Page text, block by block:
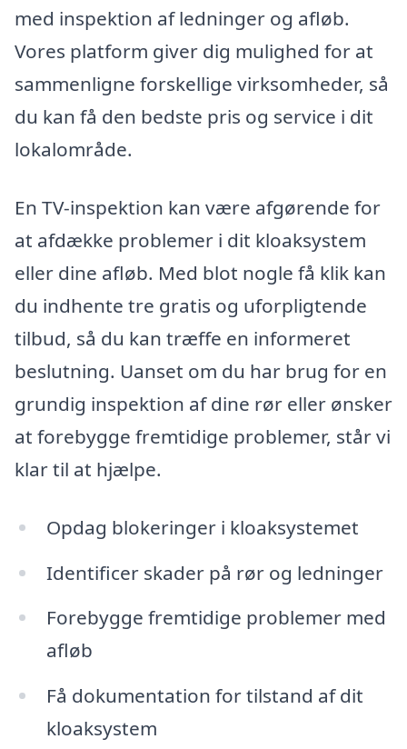
med inspektion af ledninger og afløb.
Vores platform giver dig mulighed for at
sammenligne forskellige virksomheder, så
du kan få den bedste pris og service i dit
lokalområde.
En TV-inspektion kan være afgørende for
at afdække problemer i dit kloaksystem
eller dine afløb. Med blot nogle få klik kan
du indhente tre gratis og uforpligtende
tilbud, så du kan træffe en informeret
beslutning. Uanset om du har brug for en
grundig inspektion af dine rør eller ønsker
at forebygge fremtidige problemer, står vi
klar til at hjælpe.
Opdag blokeringer i kloaksystemet
Identificer skader på rør og ledninger
Forebygge fremtidige problemer med
afløb
Få dokumentation for tilstand af dit
kloaksystem